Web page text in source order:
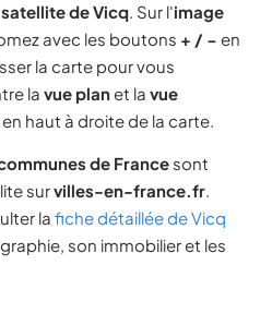
de Vicq. Sur l'image
avec les boutons + / − en
la carte pour vous
la vue planet la vue
haut à droite de la carte.
de France sont
survilles-en-france.fr.
la fiche détaillée de Vicq
son immobilier et les